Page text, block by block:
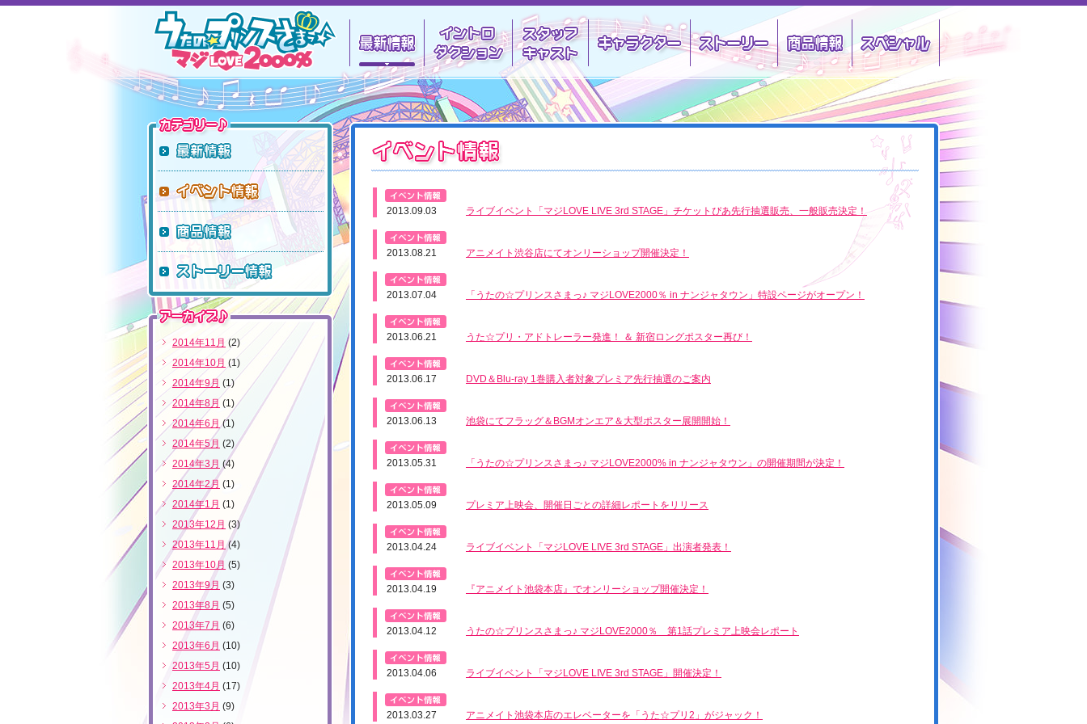
最新情報 イントロダクションスタッフキャスト キャラクター ストーリー 商品情報
カテゴリー
最新情報
イベント情報
商品情報
ストーリー情報
アーカイブ
2014年11月 (2)
2014年10月 (1)
2014年9月 (1)
2014年8月 (1)
2014年6月 (1)
2014年5月 (2)
2014年3月 (4)
2014年2月 (1)
2014年1月 (1)
2013年12月 (3)
2013年11月 (4)
2013年10月 (5)
2013年9月 (3)
2013年8月 (5)
2013年7月 (6)
2013年6月 (10)
2013年5月 (10)
2013年4月 (17)
2013年3月 (9)
2013.09.03
ライブイベント「マジLOVE LIVE 3rd STAGE」チケットぴあ先行抽選販売、一般販売決定！
2013.08.21
アニメイト渋谷店にてオンリーショップ開催決定！
2013.07.04
「うたの☆プリンスさまっ♪ マジLOVE2000％ in ナンジャタウン」特設ページがオープン！
2013.06.21
うた☆プリ・アドトレーラー発進！ ＆ 新宿ロングポスター再び！
2013.06.17
DVD＆Blu-ray 1巻購入者対象プレミア先行抽選のご案内
2013.06.13
池袋にてフラッグ＆BGMオンエア＆大型ポスター展開開始！
2013.05.31
「うたの☆プリンスさまっ♪ マジLOVE2000% in ナンジャタウン」の開催期間が決定！
2013.05.09
プレミア上映会、開催日ごとの詳細レポートをリリース
2013.04.24
ライブイベント「マジLOVE LIVE 3rd STAGE」出演者発表！
2013.04.19
『アニメイト池袋本店』でオンリーショップ開催決定！
2013.04.12
うたの☆プリンスさまっ♪ マジLOVE2000％ 第1話プレミア上映会レポート
2013.04.06
ライブイベント「マジLOVE LIVE 3rd STAGE」開催決定！
2013.03.27
アニメイト池袋本店のエレベーターを「うた☆プリ2」がジャック！